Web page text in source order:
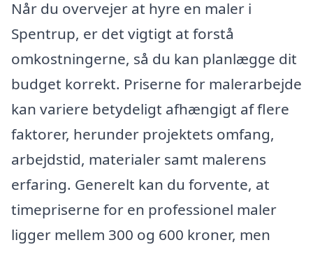
Når du overvejer at hyre en maler i
Spentrup, er det vigtigt at forstå
omkostningerne, så du kan planlægge dit
budget korrekt. Priserne for malerarbejde
kan variere betydeligt afhængigt af flere
faktorer, herunder projektets omfang,
arbejdstid, materialer samt malerens
erfaring. Generelt kan du forvente, at
timepriserne for en professionel maler
ligger mellem 300 og 600 kroner, men